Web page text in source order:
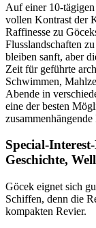
Auf einer 10-
vollen Kontrast der
Raffinesse zu
Flusslandschaften
bleiben sanft, aber
Zeit für geführte
Schwimmen,
Abende in
eine der besten
Special-
Geschichte,
Göcek eignet sich
Schiffen, denn die
kompakten Revier.